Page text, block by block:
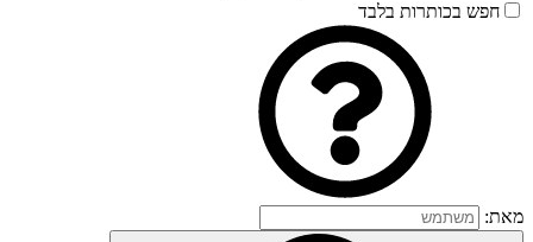
חפש בכותרות בלבד
מאת: